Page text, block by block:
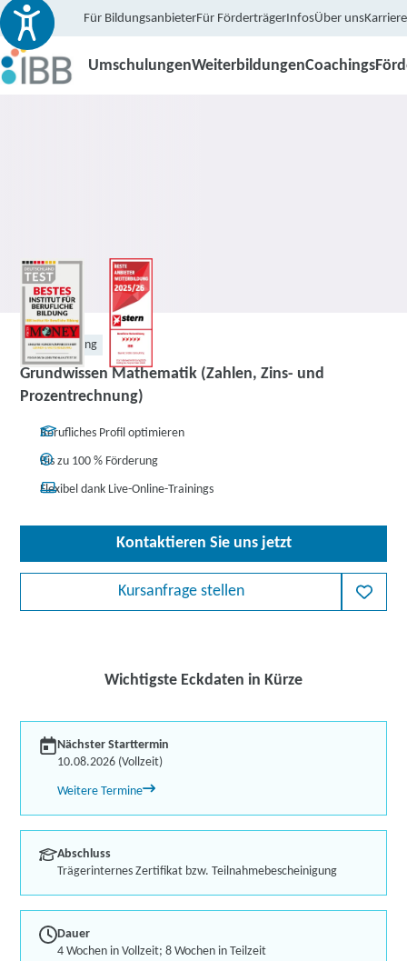
Für BildungsanbieterFür FörderträgerInfosÜber unsKarriere
UmschulungenWeiterbildungenCoachings
Weiterbildung
Grundwissen Mathematik (Zahlen, Zins- und
Prozentrechnung)
Berufliches Profil optimieren
Bis zu 100 % Förderung
Flexibel dank Live-Online-Trainings
Kontaktieren Sie uns jetzt
Kursanfrage stellen
Wichtigste Eckdaten in Kürze
Nächster Starttermin
10.08.2026 (Vollzeit)
Weitere Termine
Abschluss
Trägerinternes Zertifikat bzw. Teilnahmebescheinigung
Dauer
4 Wochen in Vollzeit; 8 Wochen in Teilzeit